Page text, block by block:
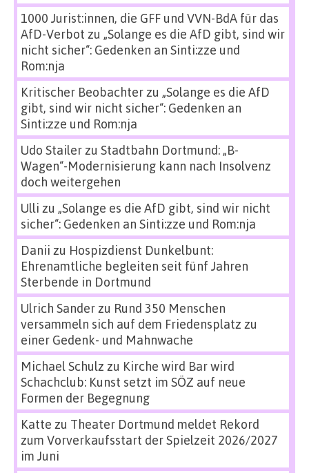
1000 Jurist:innen, die GFF und VVN-BdA für das
AfD-Verbot zu „Solange es die AfD gibt, sind wir
nicht sicher“: Gedenken an Sinti:zze und
Rom:nja
Kritischer Beobachterzu „Solange es die AfD
gibt, sind wir nicht sicher“: Gedenken an
Sinti:zze und Rom:nja
Udo Stailerzu Stadtbahn Dortmund: „B-
Wagen“-Modernisierung kann nach Insolvenz
doch weitergehen
Ulli zu „Solange es die AfD gibt, sind wir nicht
sicher“: Gedenken an Sinti:zze und Rom:nja
Danii zu Hospizdienst Dunkelbunt:
Ehrenamtliche begleiten seit fünf Jahren
Sterbende in Dortmund
Ulrich Sanderzu Rund 350 Menschen
versammeln sich auf dem Friedensplatz zu
einer Gedenk- und Mahnwache
Michael Schulz zu Kirche wird Bar wird
Schachclub: Kunst setzt im SÖZ auf neue
Formen der Begegnung
Katte zu Theater Dortmund meldet Rekord
zum Vorverkaufsstart der Spielzeit 2026/2027
im Juni